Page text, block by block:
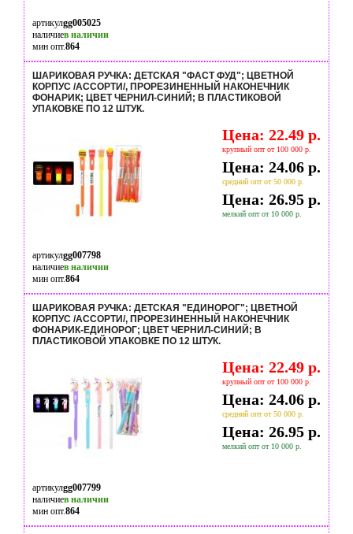
артикулgg005025
наличиев наличии
мин опт.864
ШАРИКОВАЯ РУЧКА: ДЕТСКАЯ "ФАСТ ФУД"; ЦВЕТНОЙ
КОРПУС /АССОРТИ/, ПРОРЕЗИНЕННЫЙ НАКОНЕЧНИК
ФОНАРИК; ЦВЕТ ЧЕРНИЛ-СИНИЙ; В ПЛАСТИКОВОЙ
УПАКОВКЕ ПО 12 ШТУК.
Цена: 22.49 р.
крупный опт от 100 000 р.
Цена: 24.06 р.
средний опт от 50 000 р.
Цена: 26.95 р.
мелкий опт от 10 000 р.
артикулgg007798
наличиев наличии
мин опт.864
ШАРИКОВАЯ РУЧКА: ДЕТСКАЯ "ЕДИНОРОГ"; ЦВЕТНОЙ
КОРПУС /АССОРТИ/, ПРОРЕЗИНЕННЫЙ НАКОНЕЧНИК
ФОНАРИК-ЕДИНОРОГ; ЦВЕТ ЧЕРНИЛ-СИНИЙ; В
ПЛАСТИКОВОЙ УПАКОВКЕ ПО 12 ШТУК.
Цена: 22.49 р.
крупный опт от 100 000 р.
Цена: 24.06 р.
средний опт от 50 000 р.
Цена: 26.95 р.
мелкий опт от 10 000 р.
артикулgg007799
наличиев наличии
мин опт.864